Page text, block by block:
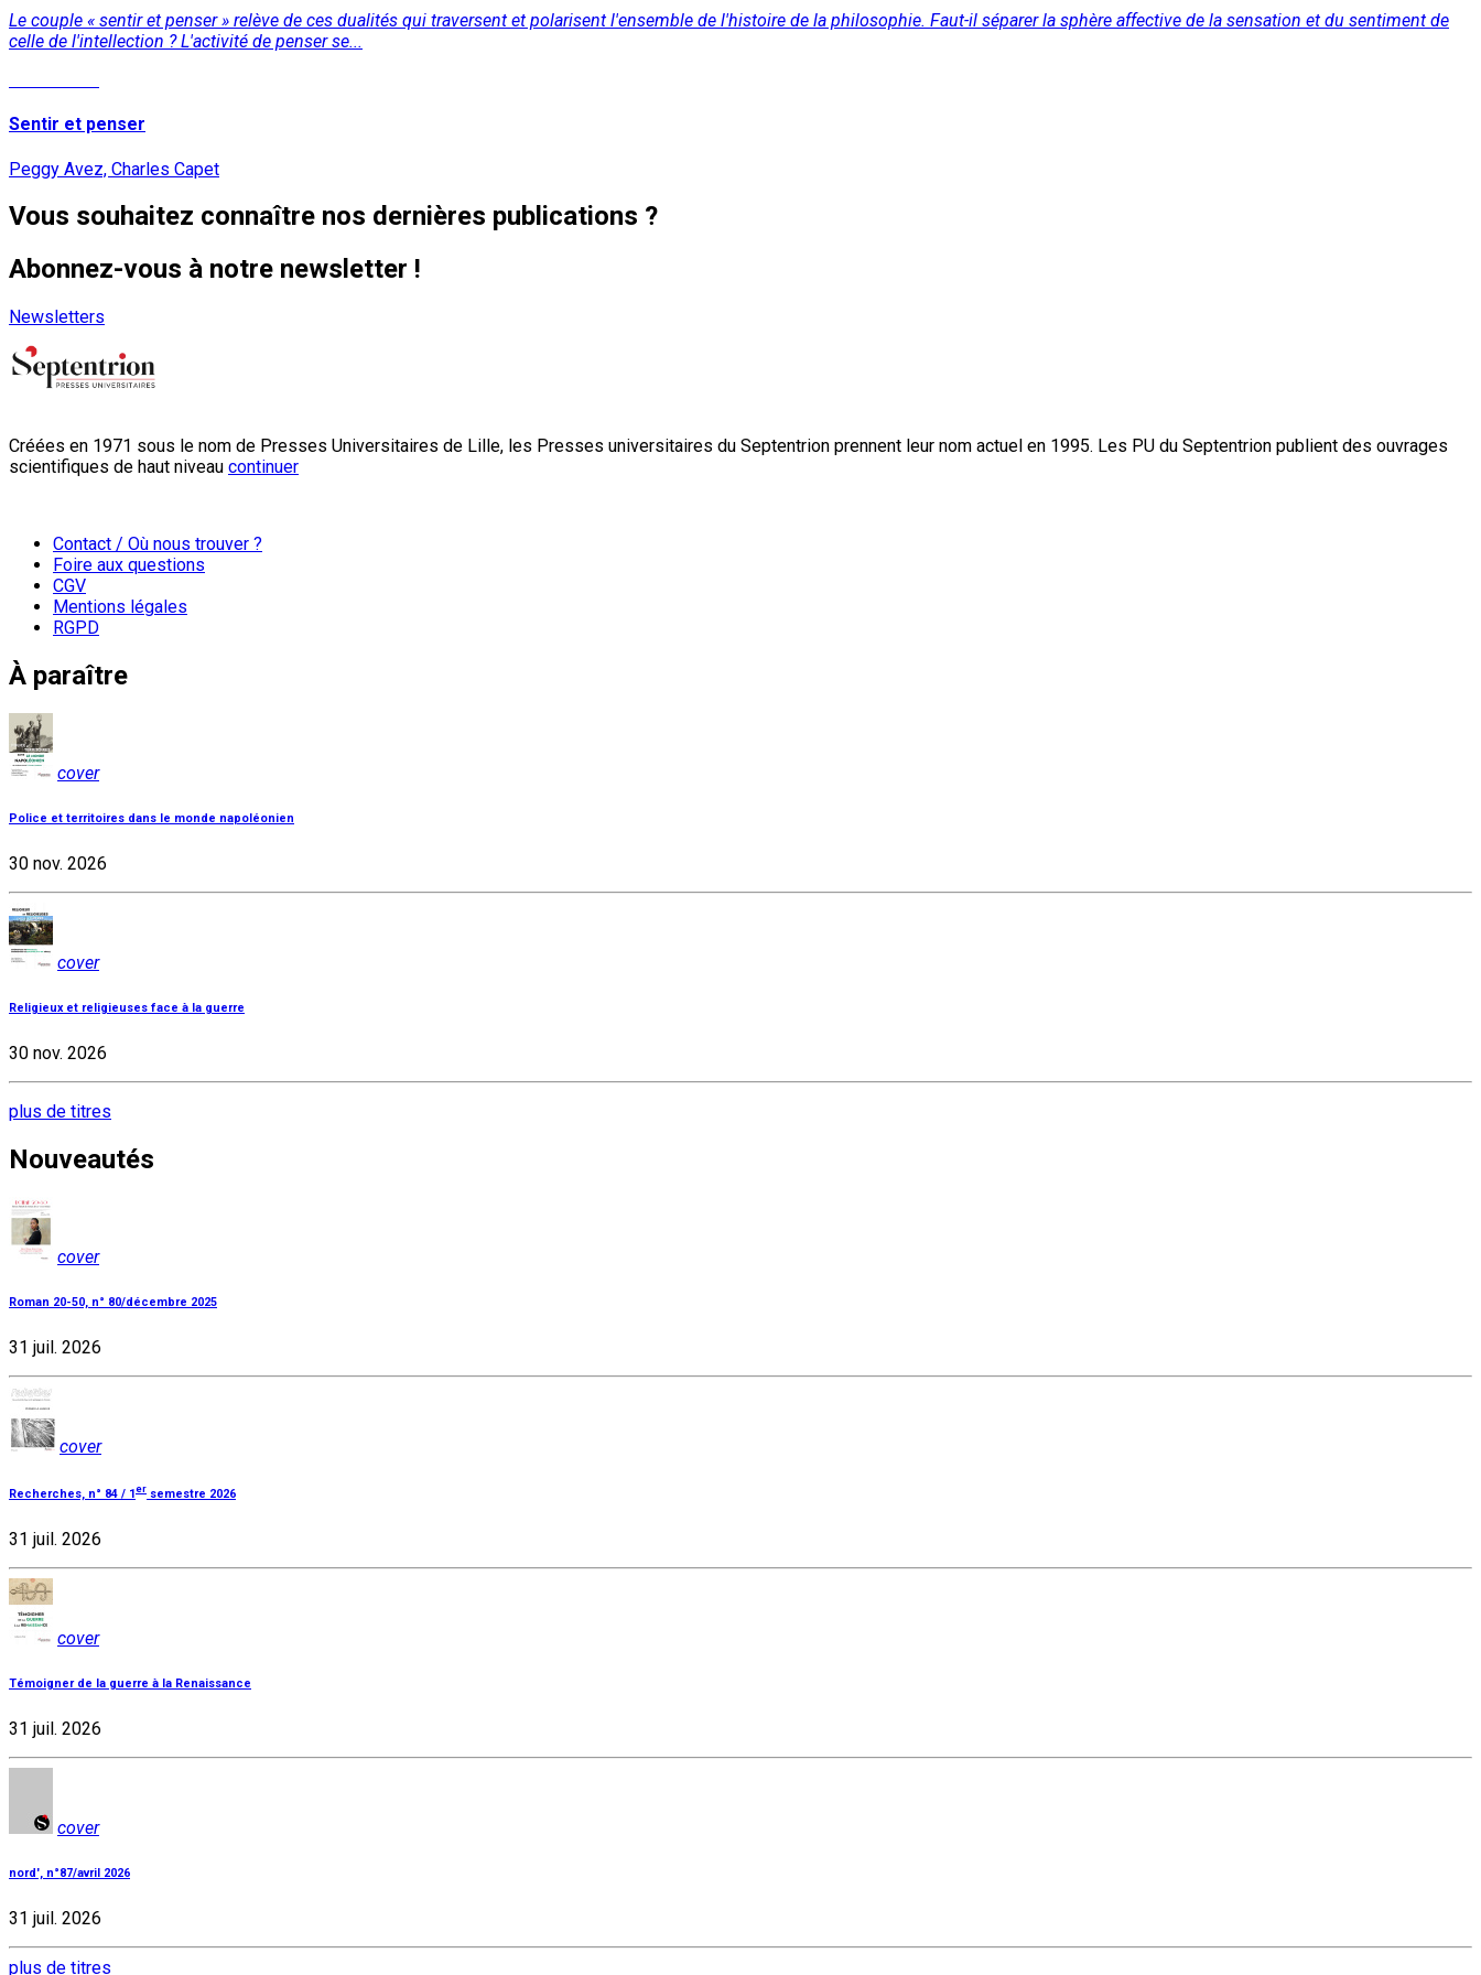
Le couple « sentir et penser » relève de ces dualités qui traversent et polarisent l'ensemble de l'histoire de la philosophie. Faut-il séparer la sphère affective de la sensation et du sentiment de
celle de l'intellection ? L'activité de penser se...
Sentir et penser
Peggy Avez, Charles Capet
Vous souhaitez connaître nos dernières publications ?
Abonnez-vous à notre newsletter !
Newsletters
Créées en 1971 sous le nom de Presses Universitaires de Lille, les Presses universitaires du Septentrion prennent leur nom actuel en 1995. Les PU du Septentrion publient des ouvrages
scientifiques de haut niveau continuer
Contact / Où nous trouver ?
Foire aux questions
CGV
Mentions légales
RGPD
À paraître
cover
Police et territoires dans le monde napoléonien
30 nov. 2026
cover
Religieux et religieuses face à la guerre
30 nov. 2026
plus de titres
Nouveautés
cover
Roman 20-50, n° 80/décembre 2025
31 juil. 2026
cover
Recherches, n° 84 / 1 er semestre 2026
31 juil. 2026
cover
Témoigner de la guerre à la Renaissance
31 juil. 2026
cover
nord', n°87/avril 2026
31 juil. 2026
plus de titres